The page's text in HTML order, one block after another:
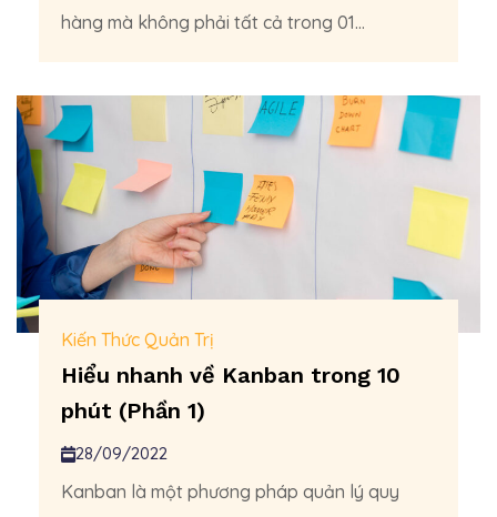
hàng mà không phải tất cả trong 01...
Kiến Thức Quản Trị
Hiểu nhanh về Kanban trong 10
phút (Phần 1)
28/09/2022
Kanban là một phương pháp quản lý quy